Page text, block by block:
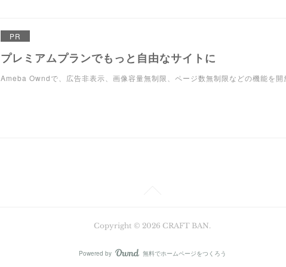
PR
プレミアムプランでもっと自由なサイトに
Ameba Owndで、広告非表示、画像容量無制限、ページ数無制限などの機能を開
Copyright © 2026 CRAFT BAN.
Powered by AmebaOwnd
無料でホームページをつくろう